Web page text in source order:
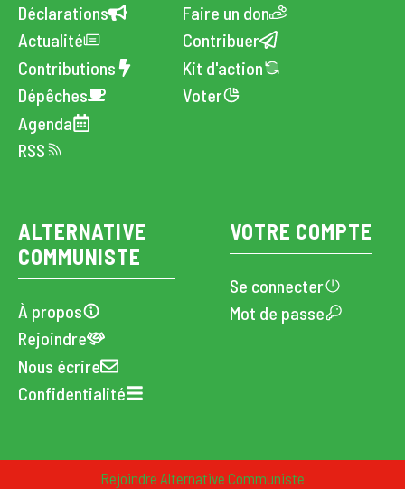
Rejoindre Alternative Communiste
Déclarations
Actualité
Contributions
Dépêches
Agenda
RSS
Faire un don
Contribuer
Kit d'action
Voter
ALTERNATIVE
COMMUNISTE
À propos
Rejoindre
Nous écrire
Confidentialité
VOTRE COMPTE
Se connecter
Mot de passe